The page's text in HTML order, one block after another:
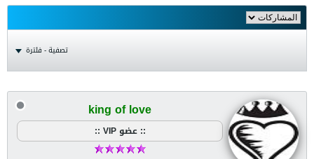
تصفية - فلترة
king of love
:: عضو VIP ::